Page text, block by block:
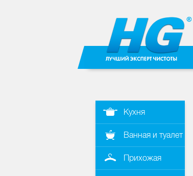
Кухня
Ванная и туалет
Прихожая